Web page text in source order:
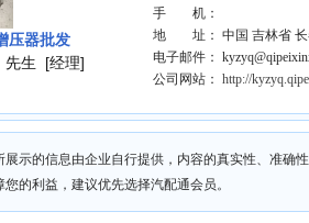
压器批发
先生 [经理]
手 机：
地 址： 中国 吉林省 长
电子邮件：
公司网站：http://
展示的信息由企业自行提供，内容的真实性、准确
的利益，建议优先选择汽配通会员。